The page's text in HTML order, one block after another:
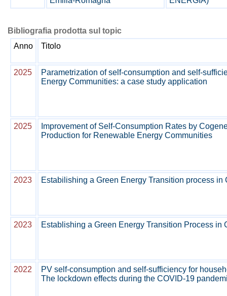
Bibliografia prodotta sul topic
Anno
Titolo
2025
Parametrization of self-consumption and self-
Energy Communities: a case study application
2025
Improvement of Self-Consumption Rates by
Production for Renewable Energy Communities
2023 Estabilishing a Green Energy Transition process in
2023 Establishing a Green Energy Transition Process in
2022
PV self-consumption and self-sufficiency for
The lockdown effects during the COVID-19